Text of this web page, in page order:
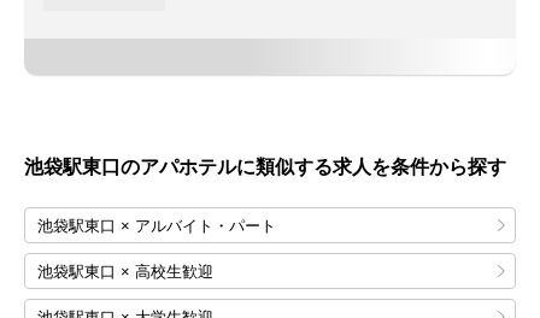
池袋駅東口のアパホテルに類似する求人を条件から探す
池袋駅東口 × アルバイト・パート
池袋駅東口 × 高校生歓迎